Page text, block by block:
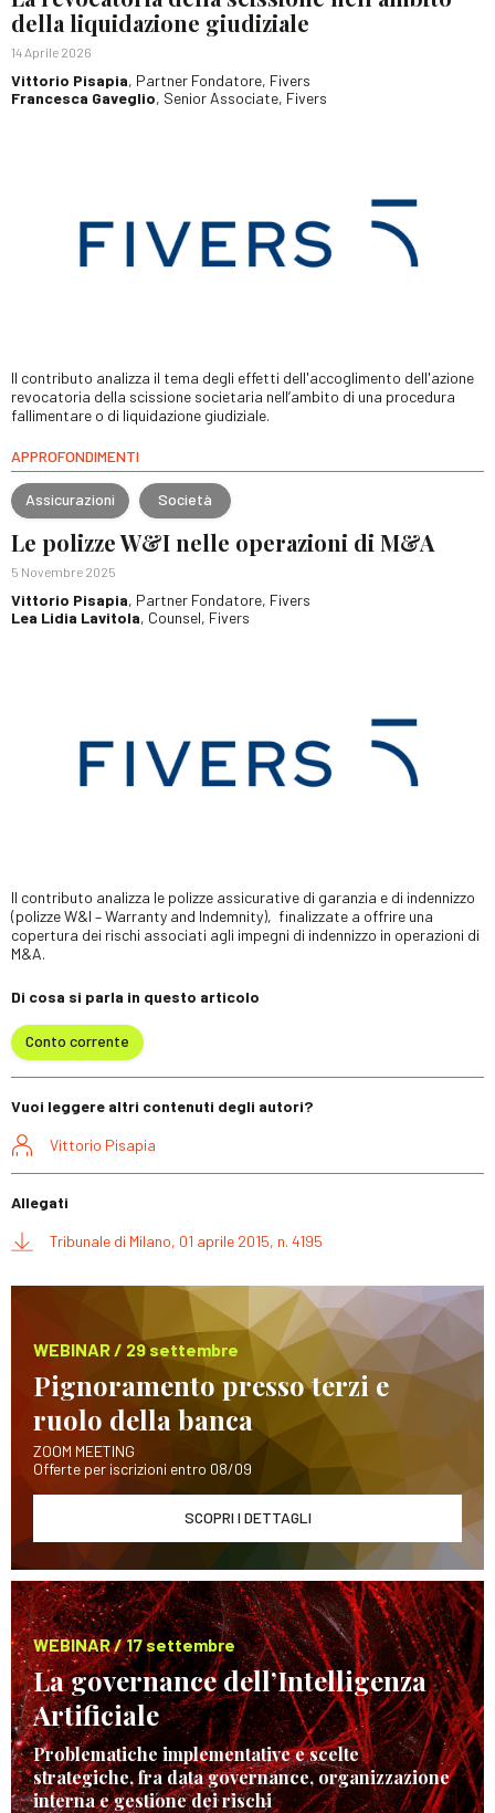
della liquidazione giudiziale
14 Aprile 2026
Vittorio Pisapia, Partner Fondatore, Fivers
Francesca Gaveglio, Senior Associate, Fivers
Il contributo analizza il tema degli effetti dell'accoglimento dell'azione
revocatoria della scissione societaria nell’ambito di una procedura
fallimentare o di liquidazione giudiziale.
APPROFONDIMENTI
Assicurazioni Società
Le polizze W&I nelle operazioni di M&A
5 Novembre 2025
Vittorio Pisapia, Partner Fondatore, Fivers
Lea Lidia Lavitola, Counsel, Fivers
Il contributo analizza le polizze assicurative di garanzia e di indennizzo
(polizze W&I – Warranty and Indemnity), finalizzate a offrire una
copertura dei rischi associati agli impegni di indennizzo in operazioni di
M&A.
Di cosa si parla in questo articolo
Conto corrente
Vuoi leggere altri contenuti degli autori?
Vittorio Pisapia
Allegati
Tribunale di Milano, 01 aprile 2015, n. 4195
WEBINAR / 29 settembre
Pignoramento presso terzi e
ruolo della banca
ZOOM MEETING
Offerte per iscrizioni entro 08/09
SCOPRI I DETTAGLI
WEBINAR / 17 settembre
La governance dell’Intelligenza
Artificiale
Problematiche implementative e scelte
strategiche, fra data governance, organizzazione
interna e gestione dei rischi